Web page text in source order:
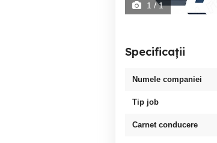
1 / 1
Specificații
Numele companiei
Tip job
Carnet conducere